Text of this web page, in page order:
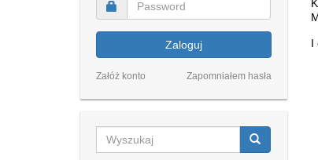
Zaloguj
Załóż konto Zapomniałem hasła
I